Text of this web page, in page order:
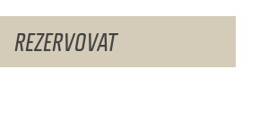
REZERVOVAT